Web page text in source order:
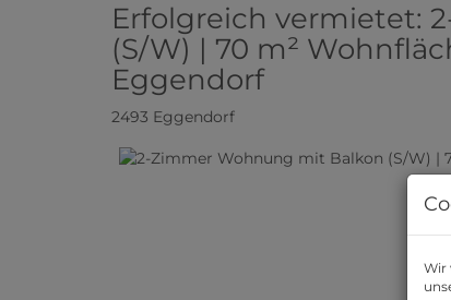
Erfolgreich vermietet:
(S/W) | 70 m²
Eggendorf
2493 Eggendorf
Wir